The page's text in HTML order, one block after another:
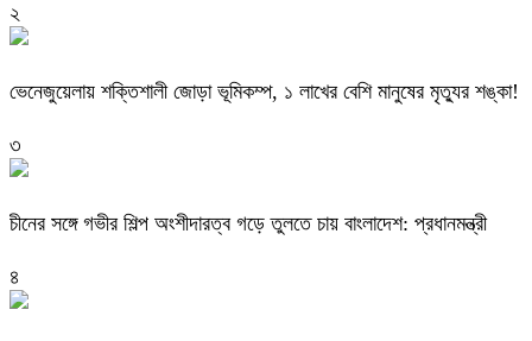
২
ভেনেজুয়েলায় শক্তিশালী জোড়া ভূমিকম্প, ১ লাখের বেশি মানুষের মৃত্যুর শঙ্কা!
৩
চীনের সঙ্গে গভীর শিল্প অংশীদারত্ব গড়ে তুলতে চায় বাংলাদেশ: প্রধানমন্ত্রী
৪